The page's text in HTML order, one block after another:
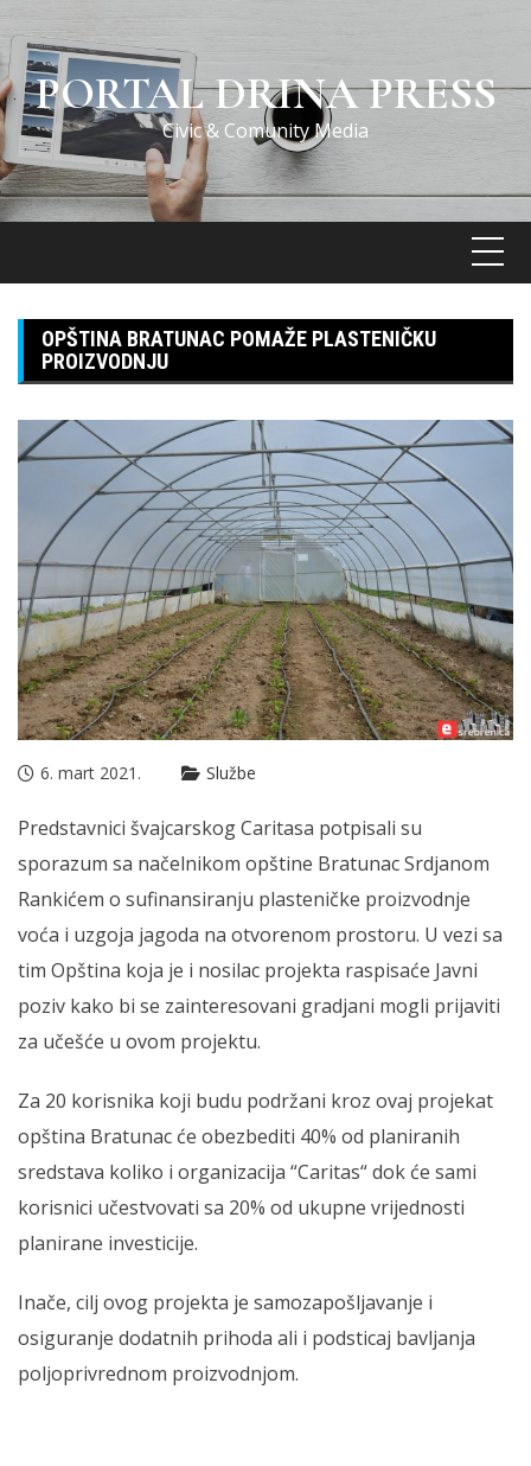
Skip
to
contentPORTAL DRINA PRESS
Civic & Comunity Media
OPŠTINA BRATUNAC POMAŽE PLASTENIČKU
PROIZVODNJU
6. mart 2021. Službe
Predstavnici švajcarskog Caritasa potpisali su
sporazum sa načelnikom opštine Bratunac Srdjanom
Rankićem o sufinansiranju plasteničke proizvodnje
voća i uzgoja jagoda na otvorenom prostoru. U vezi sa
tim Opština koja je i nosilac projekta raspisaće Javni
poziv kako bi se zainteresovani gradjani mogli prijaviti
za učešće u ovom projektu.
Za 20 korisnika koji budu podržani kroz ovaj projekat
opština Bratunac će obezbediti 40% od planiranih
sredstava koliko i organizacija “Caritas“ dok će sami
korisnici učestvovati sa 20% od ukupne vrijednosti
planirane investicije.
Inače, cilj ovog projekta je samozapošljavanje i
osiguranje dodatnih prihoda ali i podsticaj bavljanja
poljoprivrednom proizvodnjom.